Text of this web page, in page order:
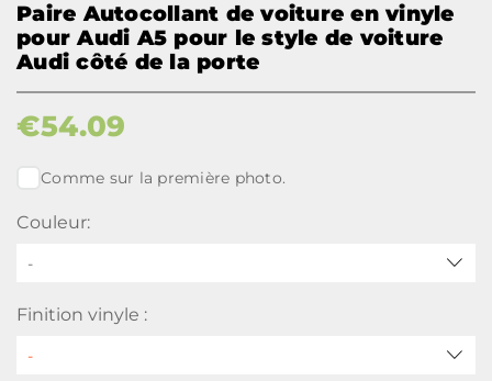
Paire Autocollant de voiture en vinyle
pour Audi A5 pour le style de voiture
Audi côté de la porte
€54.09
Comme sur la première photo.
Couleur:
-
Finition vinyle :